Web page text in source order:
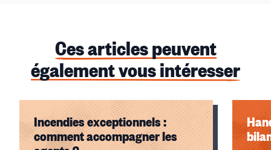
Ces articles peuvent
également vous intéresser
Incendies exceptionnels :
comment accompagner les